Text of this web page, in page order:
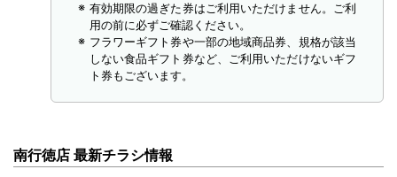
有効期限の過ぎた券はご利用いただけません。ご利
用の前に必ずご確認ください。
フラワーギフト券や一部の地域商品券、規格が該当
しない食品ギフト券など、ご利用いただけないギフ
ト券もございます。
南行徳店 最新チラシ情報